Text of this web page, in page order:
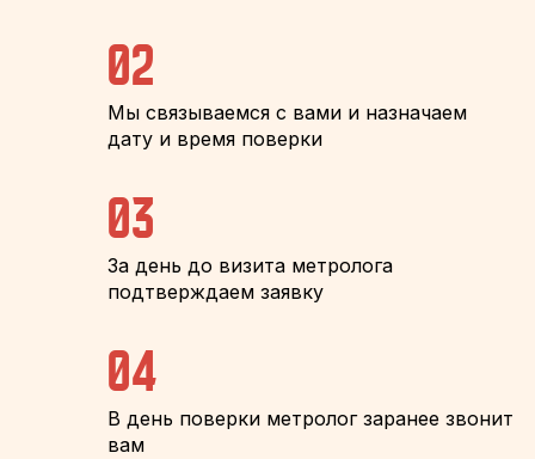
02
Мы связываемся с вами и назначаем
дату и время поверки
03
За день до визита метролога
подтверждаем заявку
04
В день поверки метролог заранее звонит
вам